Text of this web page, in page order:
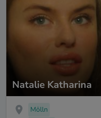
Natalie Katharina
Mölln